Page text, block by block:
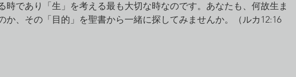
時であり「生」を考える最も大切な時なのです。あなたも、何故生ま
か、その「目的」を聖書から一緒に探してみませんか。（ルカ12:16